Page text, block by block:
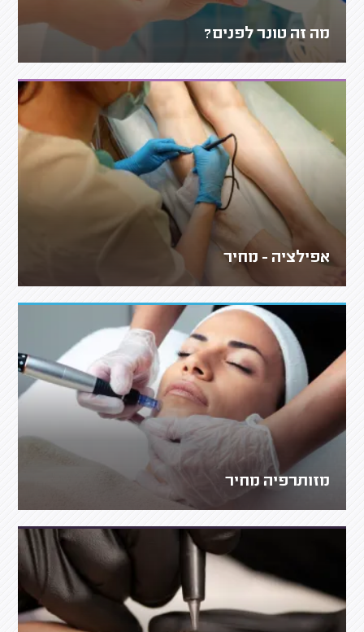
מה זה טונר לפנים?
אפילציה - מחיר
מזותרפיה מחיר